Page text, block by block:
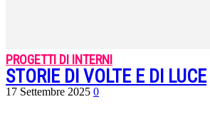
PROGETTI DI INTERNI
STORIE DI VOLTE E DI LUCE
17 Settembre 2025 0